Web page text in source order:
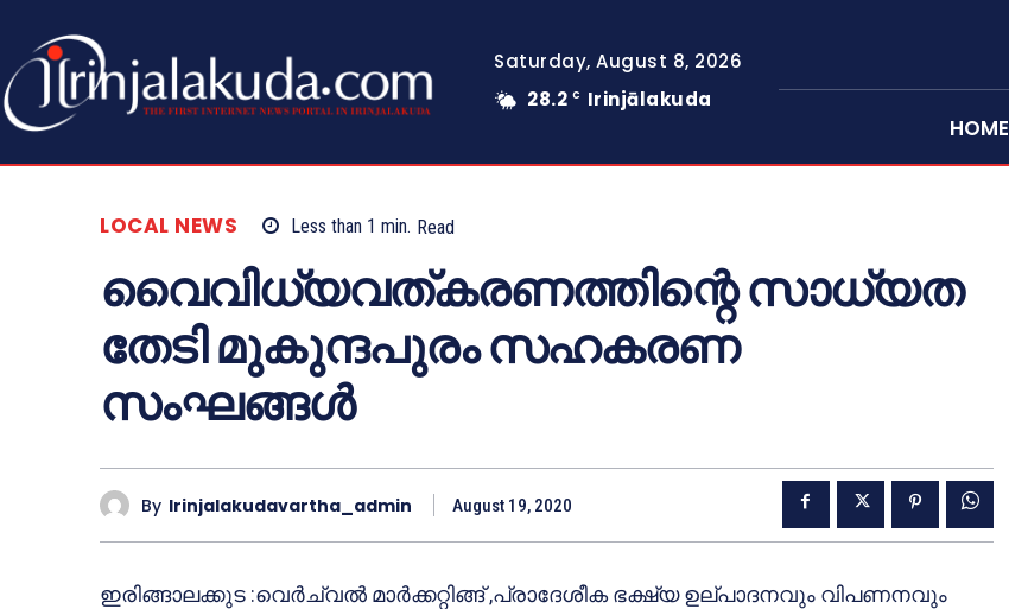
Saturday, August 8, 2026
28.2 C Irinjālakuda
HOME
LOCAL NEWS Less than 1 min. Read
വൈവിധ്യവത്കരണത്തിന്റെ സാധ്യത
തേടി മുകുന്ദപുരം സഹകരണ
സംഘങ്ങൾ
By Irinjalakudavartha_admin August 19, 2020
ഇരിങ്ങാലക്കുട :വെർച്വൽ മാർക്കറ്റിങ്ങ് ,പ്രാദേശീക ഭക്ഷ്യ ഉല്പാദനവും വിപണനവും